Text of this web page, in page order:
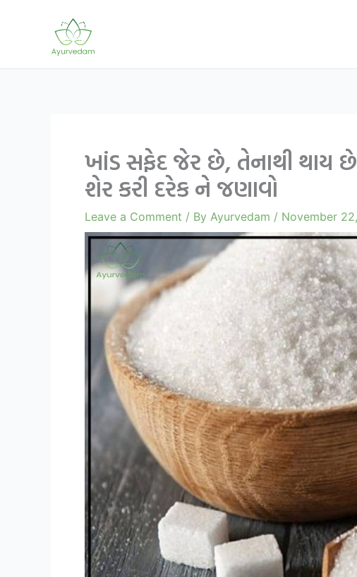
ખાંડ સફેદ જેર છે, તેનાથી થાય
શેર કરી દરેક ને જણાવો
Leave a Comment / By Ayurvedam / November